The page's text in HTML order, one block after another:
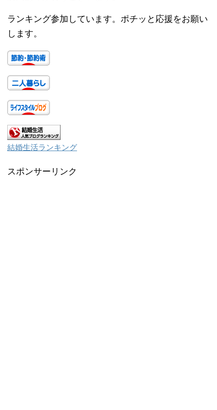
ランキング参加しています。ポチッと応援をお願い
します。
結婚生活ランキング
スポンサーリンク